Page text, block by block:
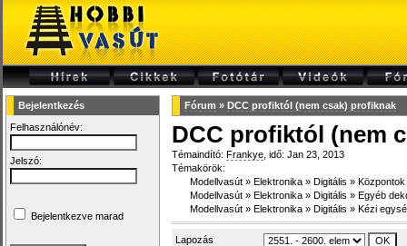
Bejelentkezés
Felhasználónév:
Jelszó:
Bejelentkezve marad
Fórum » DCC profiktól (nem csak) profiknak
DCC profiktól (nem
Témaindító: Frankye , idő: Jan 23, 2013
Témakörök:
Modellvasút » Elektronika » Digitális » Központok
Modellvasút » Elektronika » Digitális » Egyéb
Modellvasút » Elektronika » Digitális » Kézi
Lapozás